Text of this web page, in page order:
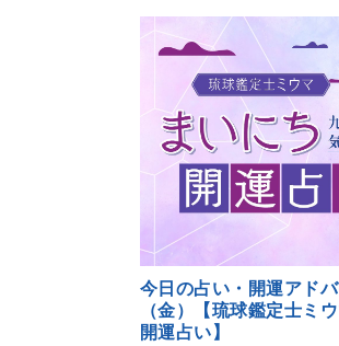
今日の占い・開運アド
（金）【琉球鑑定士ミ
開運占い】